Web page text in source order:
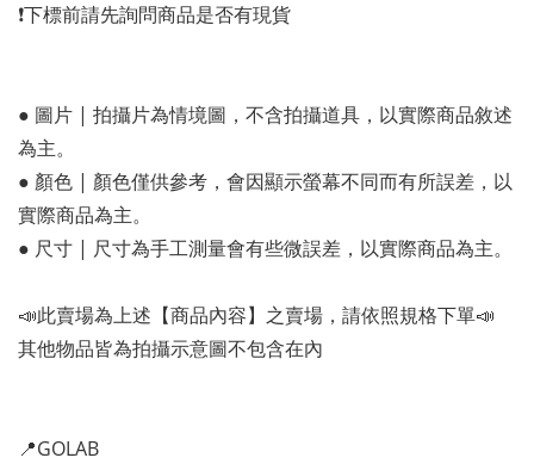
❗️下標前請先詢問商品是否有現貨
● 圖片 | 拍攝片為情境圖，不含拍攝道具，以實際商品敘述
為主。
● 顏色 | 顏色僅供參考，會因顯示螢幕不同而有所誤差，以
實際商品為主。
● 尺寸 | 尺寸為手工測量會有些微誤差，以實際商品為主。
📣此賣場為上述【商品內容】之賣場，請依照規格下單📣
其他物品皆為拍攝示意圖不包含在內
📍GOLAB